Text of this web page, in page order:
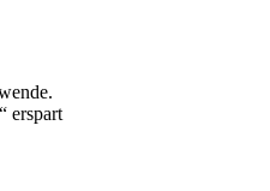
erspart